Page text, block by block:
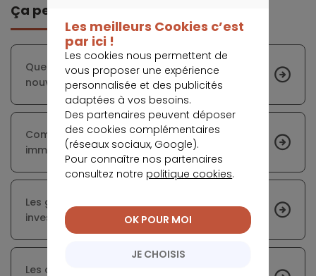
Ça peut vous intéresser
Quels types de crédits pour acquérir son
nouveau logement ?
Comment rentabiliser son investissement
immobilier ?
Les grandes villes les plus rentables pour un
investissement locatif en 2017
Les chambres de bonne à Paris, un marché en
Les meilleurs Cookies c’est
par ici !
Les cookies nous permettent de
vous proposer une expérience
personnalisée et des publicités
adaptées à vos besoins.
Des partenaires peuvent déposer
des cookies complémentaires
(réseaux sociaux, Google).
Pour connaître nos partenaires
consultez notre politique cookies.
JE CHOISIS
OK POUR MOI